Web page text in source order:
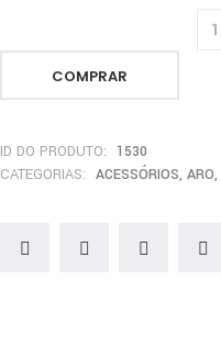
COMPRAR
ID DO PRODUTO:
1530
CATEGORIAS: ACESSÓRIOS, ARO,